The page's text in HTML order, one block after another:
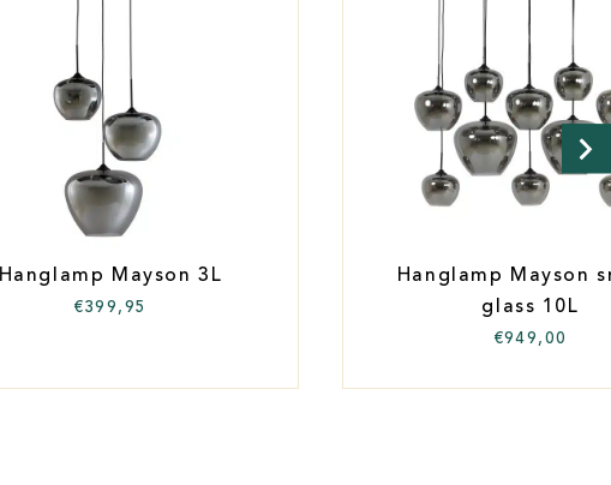
Hanglamp Mayson 3L
€399,95
Hanglamp Mayson
glass 10L
€949,00